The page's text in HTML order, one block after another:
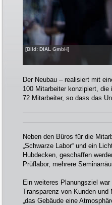
[Bild: DIAL GmbH]
Der Neubau – realisiert mit
100 Mitarbeiter konzipiert,
72 Mitarbeiter, so dass das
Neben den Büros für die
„Schwarze Labor“ und ein
Hubdecken, geschaffen
Prüflabor, mehrere
Ein weiteres Planungsziel
Transparenz von Kunden
„das Gebäude eine